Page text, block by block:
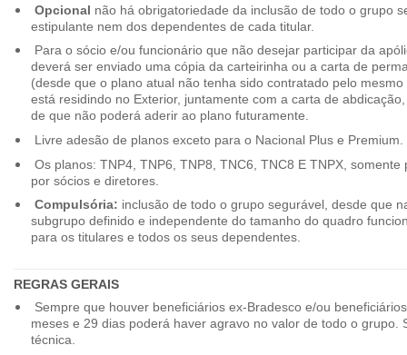
Opcional não há obrigatoriedade da inclusão de todo o grupo
estipulante nem dos dependentes de cada titular.
Para o sócio e/ou funcionário que não desejar participar da
deverá ser enviado uma cópia da carteirinha ou a carta de
(desde que o plano atual não tenha sido contratado pelo
está residindo no Exterior, juntamente com a carta de
de que não poderá aderir ao plano futuramente.
Livre adesão de planos exceto para o Nacional Plus e Premium.
Os planos: TNP4, TNP6, TNP8, TNC6, TNC8 E TNPX,
por sócios e diretores.
Compulsória: inclusão de todo o grupo segurável, desde que
subgrupo definido e independente do tamanho do quadro
para os titulares e todos os seus dependentes.
REGRAS GERAIS
Sempre que houver beneficiários ex-Bradesco e/ou
meses e 29 dias poderá haver agravo no valor de todo o grupo.
técnica.